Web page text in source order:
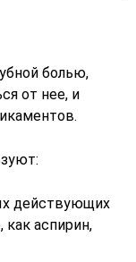
болью,
от нее, и
действующих
аспирин,